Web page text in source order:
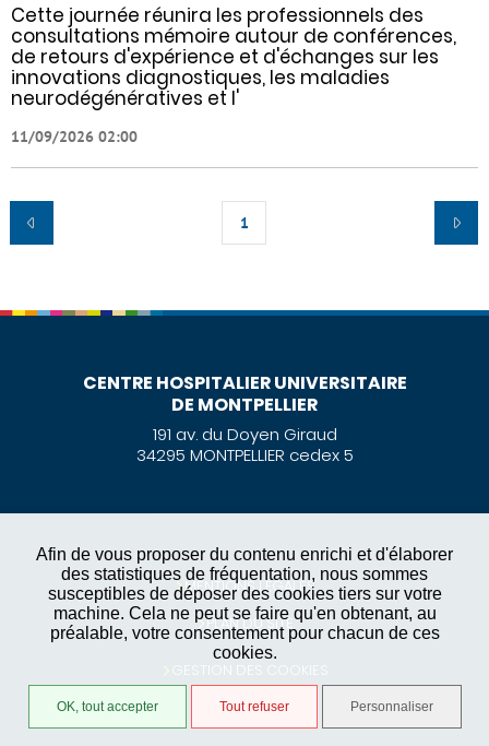
Afin de vous proposer du contenu enrichi et d'élaborer
des statistiques de fréquentation, nous sommes
susceptibles de déposer des cookies tiers sur votre
machine. Cela ne peut se faire qu'en obtenant, au
préalable, votre consentement pour chacun de ces
cookies.
OK, tout accepter Tout refuser Personnaliser
Cette journée réunira les professionnels des
consultations mémoire autour de conférences,
de retours d'expérience et d'échanges sur les
innovations diagnostiques, les maladies
neurodégénératives et l'
11/09/2026 02:00
1
CENTRE HOSPITALIER UNIVERSITAIRE
DE MONTPELLIER
191 av. du Doyen Giraud
34295 MONTPELLIER cedex 5
MENTIONS LÉGALES
PLAN DU SITE
GESTION DES COOKIES